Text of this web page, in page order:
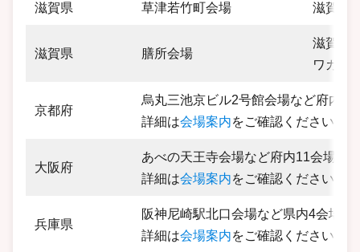
滋賀県 草津若竹町会場 滋賀県
滋賀県 膳所会場
滋賀県
ワカヤ
京都府
烏丸三池京ビル2号館会場など府内4
詳細は会場案内をご確認ください。
大阪府
あべの天王寺会場など府内11会場設
詳細は会場案内をご確認ください。
兵庫県
阪神尼崎駅北口会場など県内4会場設
詳細は会場案内をご確認ください。